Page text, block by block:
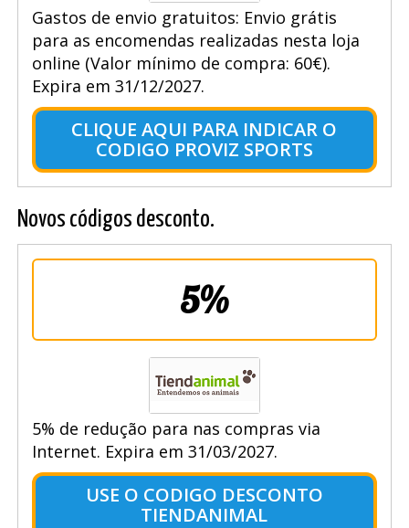
Gastos de envio gratuitos: Envio grátis
para as encomendas realizadas nesta loja
online (Valor mínimo de compra: 60€).
Expira em 31/12/2027.
CLIQUE AQUI PARA INDICAR O
CODIGO PROVIZ SPORTS
Novos códigos desconto.
5%
5% de redução para nas compras via
Internet. Expira em 31/03/2027.
USE O CODIGO DESCONTO
TIENDANIMAL